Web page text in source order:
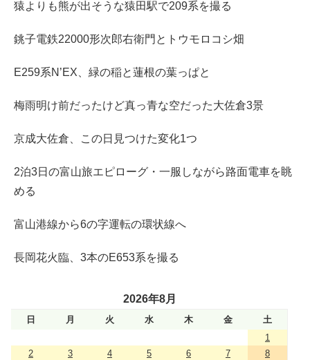
猿よりも熊が出そうな猿田駅で209系を撮る
銚子電鉄22000形次郎右衛門とトウモロコシ畑
E259系N’EX、緑の稲と蓮根の葉っぱと
梅雨明け前だったけど真っ青な空だった大佐倉3景
京成大佐倉、この日見つけた変化1つ
2泊3日の富山旅エピローグ・一服しながら路面電車を眺
める
富山港線から6の字運転の環状線へ
長岡花火臨、3本のE653系を撮る
2026年8月
日 月 火 水 木 金
土
1
2
3 4 5 6 7
8